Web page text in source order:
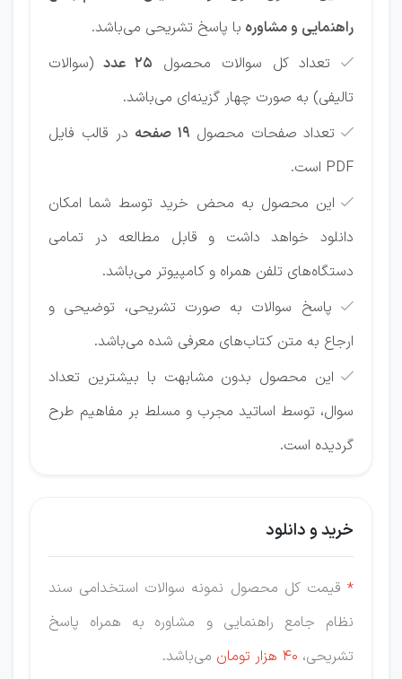
راهنمایی و مشاوره با پاسخ تشریحی می‌باشد.
 تعداد کل سوالات محصول 25 عدد
(سوالات
تالیفی) به صورت چهار گزینه‌ای می‌باشد.
 تعداد صفحات محصول
در قالب فایل
PDF است.
 این محصول به محض خرید توسط شما امکان
دانلود خواهد داشت و قابل مطالعه در تمامی
دستگاه‌های تلفن همراه و کامپیوتر می‌باشد.

پاسخ سوالات به صورت تشریحی، توضیحی و
ارجاع به متن کتاب‌های معرفی شده می‌باشد.
 این محصول بدون مشابهت با بیشترین تعداد
سوال، توسط اساتید مجرب و مسلط بر مفاهیم طرح
گردیده است.
خرید و دانلود
* قیمت کل محصول نمونه سوالات استخدامی سند
نظام جامع راهنمایی و مشاوره به همراه پاسخ
تشریحی، 40 هزار تومان می‌باشد.